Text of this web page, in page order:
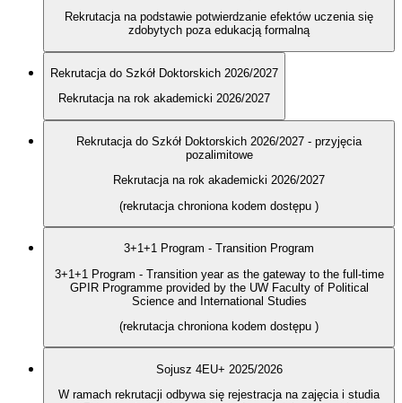
Rekrutacja na podstawie potwierdzanie efektów uczenia się
zdobytych poza edukacją formalną
Rekrutacja do Szkół Doktorskich 2026/2027
Rekrutacja na rok akademicki 2026/2027
Rekrutacja do Szkół Doktorskich 2026/2027 - przyjęcia
pozalimitowe
Rekrutacja na rok akademicki 2026/2027
(rekrutacja chroniona kodem dostępu )
3+1+1 Program - Transition Program
3+1+1 Program - Transition year as the gateway to the full-time
GPIR Programme provided by the UW Faculty of Political
Science and International Studies
(rekrutacja chroniona kodem dostępu )
Sojusz 4EU+ 2025/2026
W ramach rekrutacji odbywa się rejestracja na zajęcia i studia